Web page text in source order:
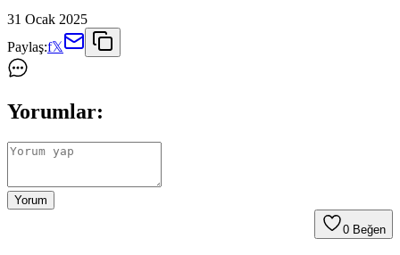
31 Ocak 2025
Paylaş:f𝕏
Yorumlar:
Yorum
0 Beğen